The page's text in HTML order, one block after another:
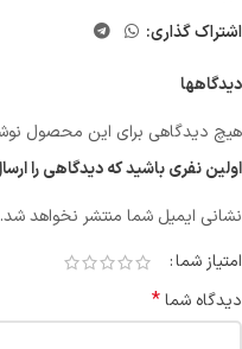
اشتراک گذاری:
دیدگاهها
هیچ دیدگاهی برای این محصول
اولین نفری باشید که دیدگاهی را
نشانی ایمیل شما منتشر نخواهد شد.
امتیاز شما
دیدگاه شما*